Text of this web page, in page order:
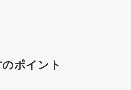
ポイント